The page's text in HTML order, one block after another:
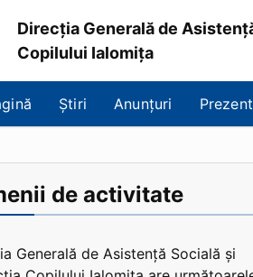
Direcția Generală de
Copilului Ialomița
Știri Anunțuri
de activitate
Generală de Asistență Socială și